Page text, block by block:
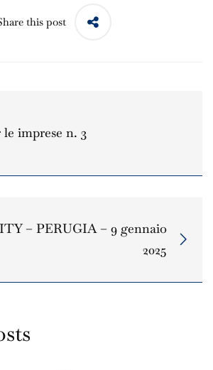
this post
imprese n. 3
– PERUGIA – 9 gennaio
2025